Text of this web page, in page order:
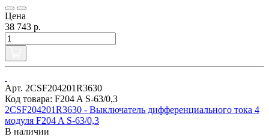
Цена
38 743 р.
Арт. 2CSF204201R3630
Код товара: F204 A S-63/0,3
2CSF204201R3630 - Выключатель дифференциального тока 4
модуля F204 A S-63/0,3
В наличии